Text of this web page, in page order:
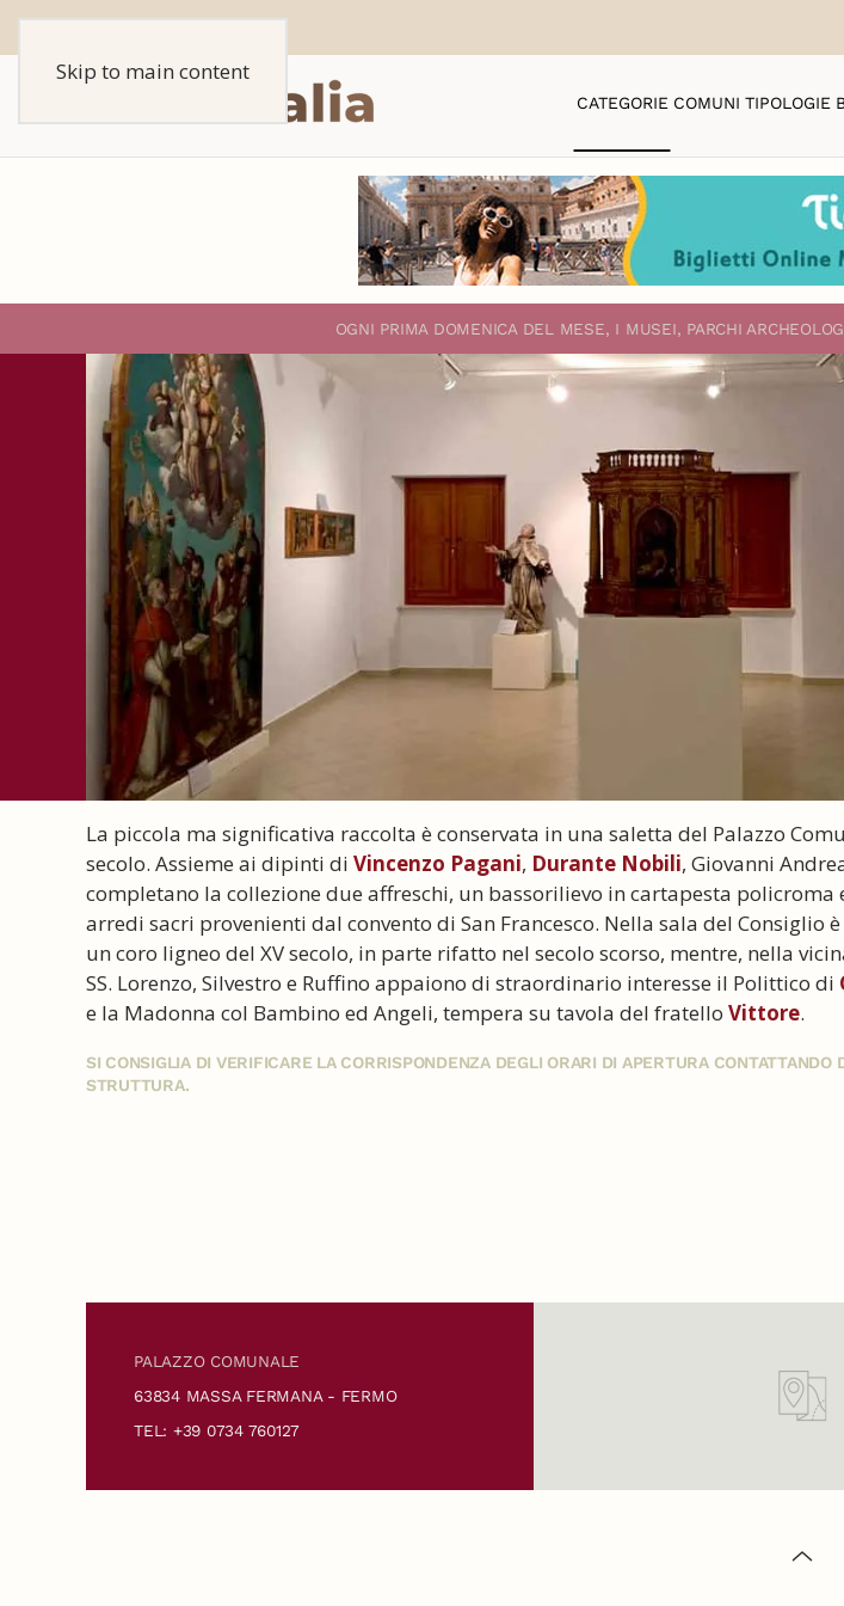
Skip to main content
CATEGORIE COMUNI TIPOLOGIE
OGNI PRIMA DOMENICA DEL MESE, I MUSEI, PARCHI
La piccola ma significativa raccolta è conservata in una saletta del Palazzo
secolo. Assieme ai dipinti di Vincenzo Pagani, Durante Nobili, Giovanni
completano la collezione due affreschi, un bassorilievo in cartapesta
arredi sacri provenienti dal convento di San Francesco. Nella sala del Consiglio
un coro ligneo del XV secolo, in parte rifatto nel secolo scorso, mentre, nella
SS. Lorenzo, Silvestro e Ruffino appaiono di straordinario interesse il Polittico di
e la Madonna col Bambino ed Angeli, tempera su tavola del fratello Vittore.
SI CONSIGLIA DI VERIFICARE LA CORRISPONDENZA DEGLI ORARI DI APERTURA CONTATTANDO
STRUTTURA.
PALAZZO COMUNALE
63834 MASSA FERMANA - FERMO
TEL: +39 0734 760127